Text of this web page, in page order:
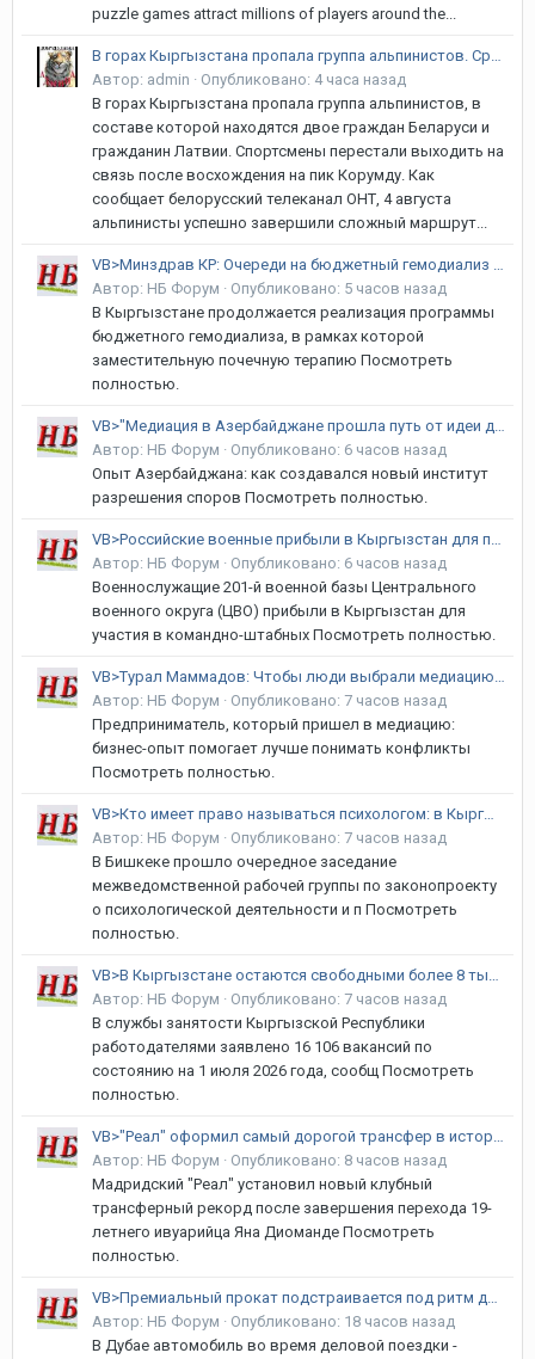
puzzle games attract millions of players around the...
Автор: admin · Опубликовано: 4 часа назад
В горах Кыргызстана пропала группа альпинистов, в
составе которой находятся двое граждан Беларуси и
гражданин Латвии. Спортсмены перестали выходить на
связь после восхождения на пик Корумду. Как
сообщает белорусский телеканал ОНТ, 4 августа
альпинисты успешно завершили сложный маршрут...
Автор: НБ Форум · Опубликовано: 5 часов назад
В Кыргызстане продолжается реализация программы
бюджетного гемодиализа, в рамках которой
заместительную почечную терапию Посмотреть
полностью.
Автор: НБ Форум · Опубликовано: 6 часов назад
Опыт Азербайджана: как создавался новый институт
разрешения споров Посмотреть полностью.
Автор: НБ Форум · Опубликовано: 6 часов назад
Военнослужащие 201-й военной базы Центрального
военного округа (ЦВО) прибыли в Кыргызстан для
участия в командно-штабных Посмотреть полностью.
Автор: НБ Форум · Опубликовано: 7 часов назад
Предприниматель, который пришел в медиацию:
бизнес-опыт помогает лучше понимать конфликты
Посмотреть полностью.
VB>Кто имеет право называться психологом: в Кыргызстане готовят новый закон
Автор: НБ Форум · Опубликовано: 7 часов назад
В Бишкеке прошло очередное заседание
межведомственной рабочей группы по законопроекту
о психологической деятельности и п Посмотреть
полностью.
Автор: НБ Форум · Опубликовано: 7 часов назад
В службы занятости Кыргызской Республики
работодателями заявлено 16 106 вакансий по
состоянию на 1 июля 2026 года, сообщ Посмотреть
полностью.
Автор: НБ Форум · Опубликовано: 8 часов назад
Мадридский "Реал" установил новый клубный
трансферный рекорд после завершения перехода 19-
летнего ивуарийца Яна Диоманде Посмотреть
полностью.
Автор: НБ Форум · Опубликовано: 18 часов назад
В Дубае автомобиль во время деловой поездки -